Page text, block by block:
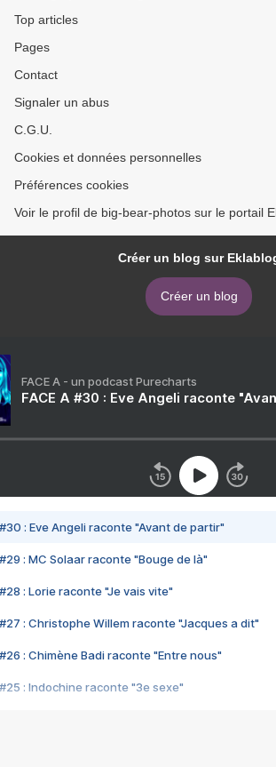
Top articles
Pages
Contact
Signaler un abus
C.G.U.
Cookies et données personnelles
Préférences cookies
Voir le profil de big-bear-photos sur le portail
Créer un blog sur
Créer un blog
FACE A - un podcast Purecharts
FACE A #30 : Eve Angeli raconte
#30 : Eve Angeli raconte "Avant de partir"
#29 : MC Solaar raconte "Bouge de là"
#28 : Lorie raconte "Je vais vite"
#27 : Christophe Willem raconte "Jacques a dit"
#26 : Chimène Badi raconte "Entre nous"
#25 : Indochine raconte "3e sexe"